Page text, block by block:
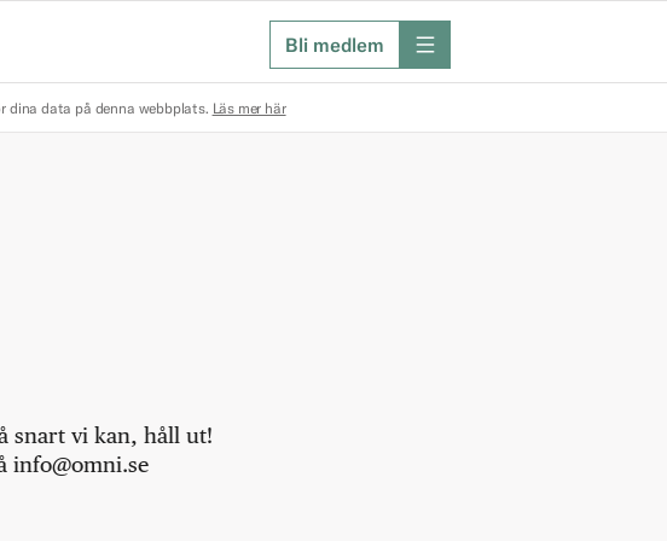
Bli medlem meny
dina data på denna webbplats. Läs mer här
snart vi kan, håll ut!
info@omni.se